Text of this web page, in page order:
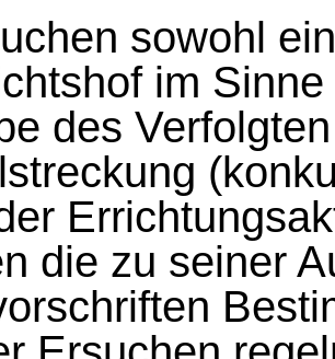
sowohl
im
des
die zu seiner